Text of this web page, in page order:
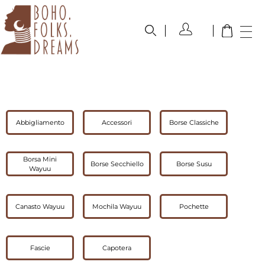
Abbigliamento Accessori Borse Classiche
Borsa Mini
Wayuu
Borse Secchiello Borse Susu
Canasto Wayuu Mochila Wayuu Pochette
Fascie Capotera